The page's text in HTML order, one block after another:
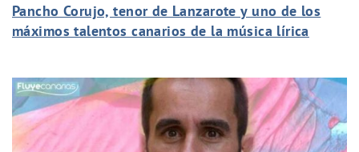
Pancho Corujo, tenor de Lanzarote y uno de los
máximos talentos canarios de la música lírica